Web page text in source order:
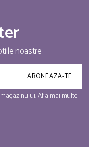
noastre
Afla mai multe